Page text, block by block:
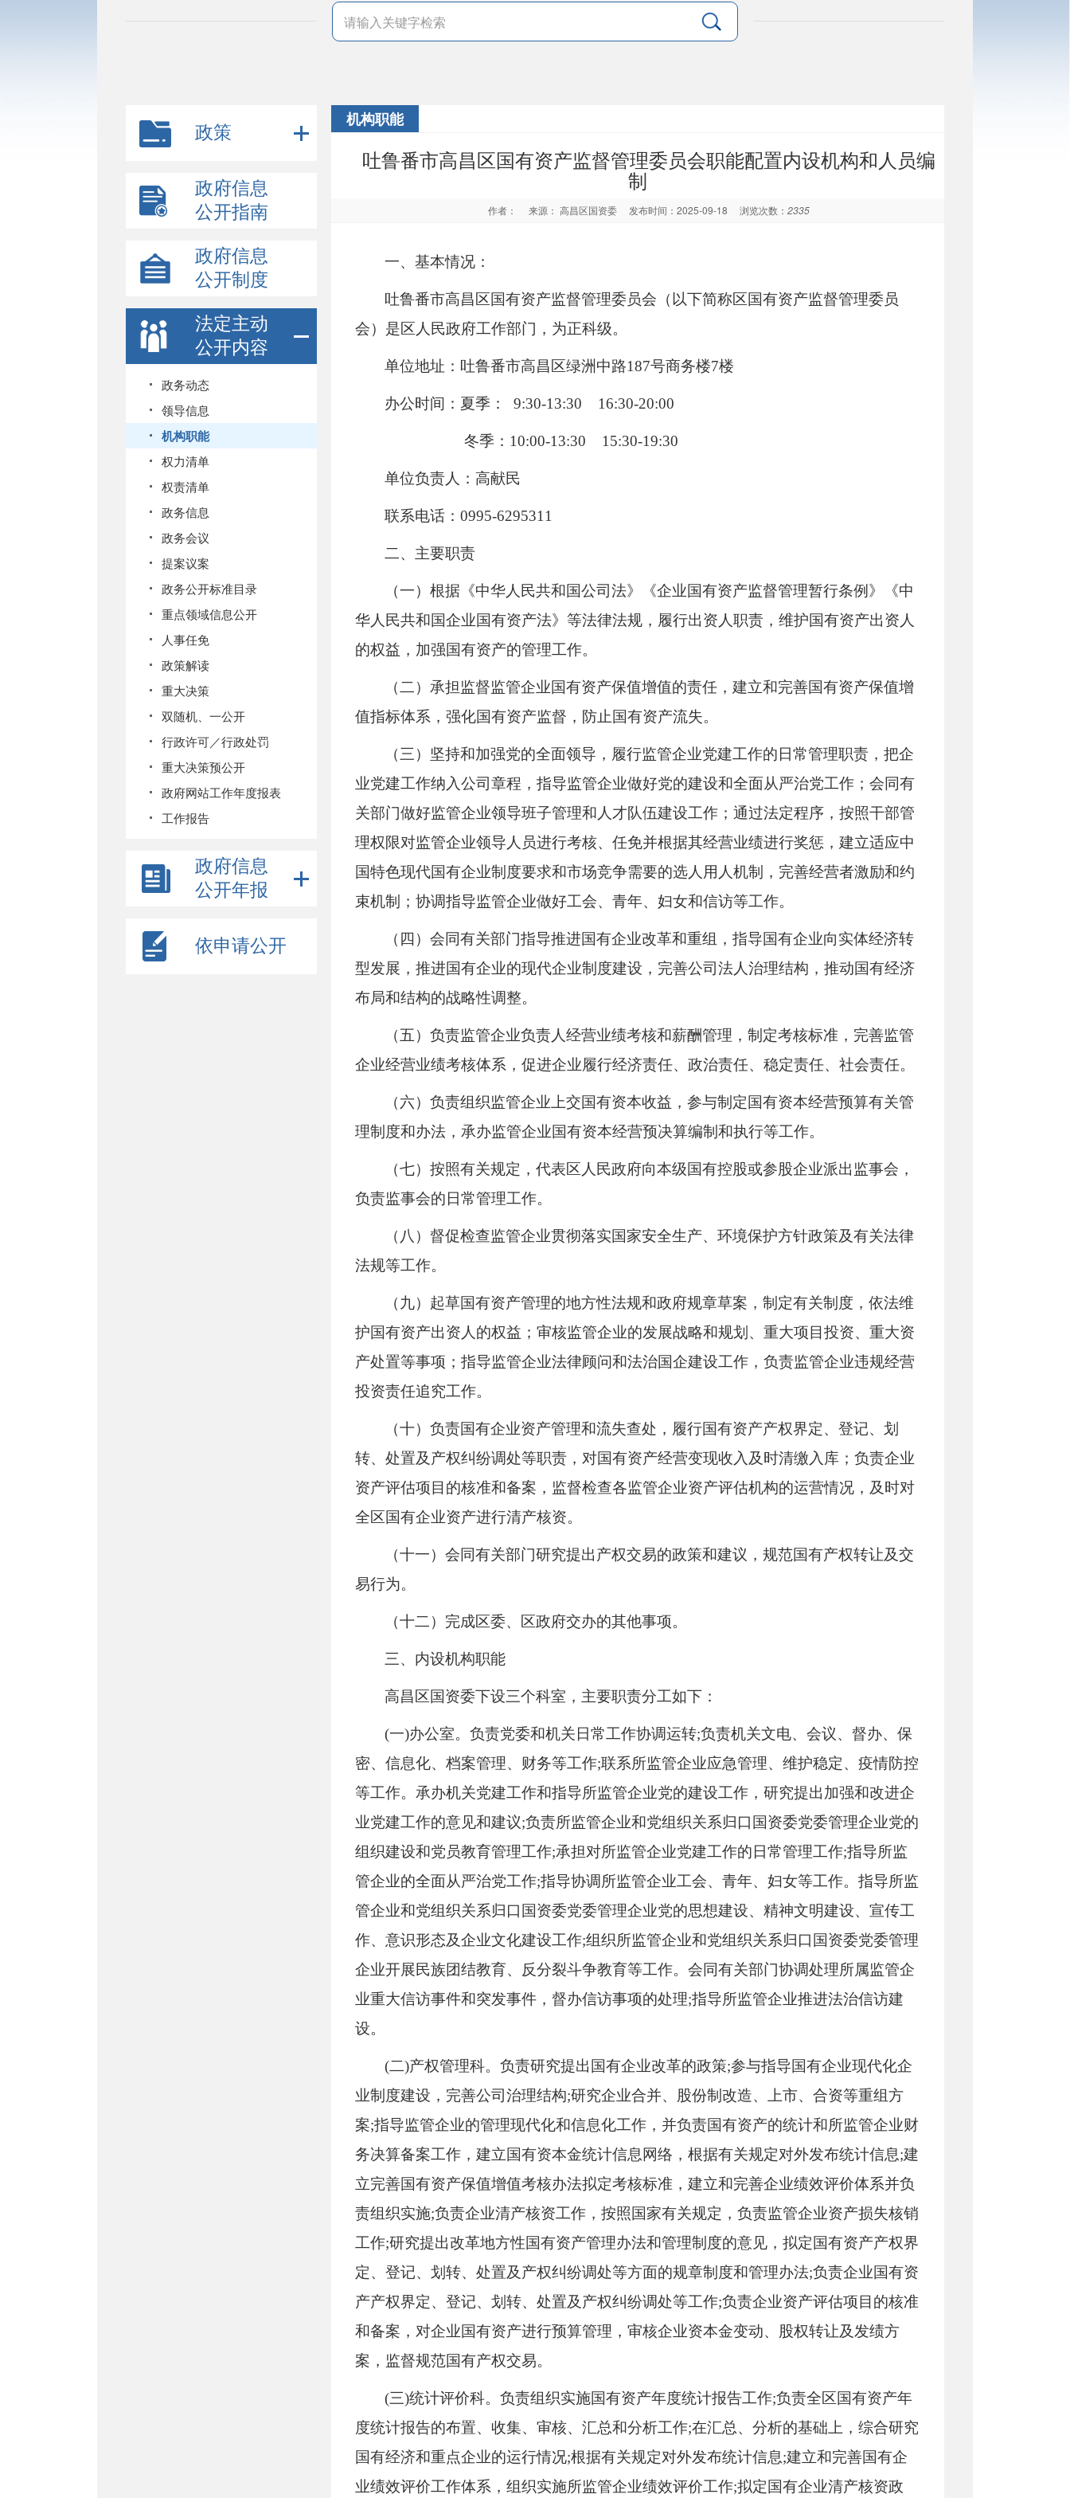
政策
政府信息
公开指南
政府信息
公开制度
法定主动
公开内容
政务动态
领导信息
机构职能
权力清单
权责清单
政务信息
政务会议
提案议案
政务公开标准目录
重点领域信息公开
人事任免
政策解读
重大决策
双随机、一公开
行政许可／行政处罚
重大决策预公开
政府网站工作年度报表
工作报告
政府信息
公开年报
依申请公开
机构职能
吐鲁番市高昌区国有资产监督管理委员会职能配置内设机构和人员编
制
作者： 来源： 高昌区国资委 发布时间：2025-09-18 浏览次数： 2335
一、基本情况：
吐鲁番市高昌区国有资产监督管理委员会（以下简称区国有资产监督管理委员
会）是区人民政府工作部门，为正科级。
单位地址：吐鲁番市高昌区绿洲中路187号商务楼7楼
办公时间：夏季：9:30-13:30 16:30-20:00
冬季： 10:00-13:30 15:30-19:30
单位负责人：高献民
联系电话：0995-6295311
二、主要职责
（一）根据《中华人民共和国公司法》《企业国有资产监督管理暂行条例》《中
华人民共和国企业国有资产法》等法律法规，履行出资人职责，维护国有资产出资人
的权益，加强国有资产的管理工作。
（二）承担监督监管企业国有资产保值增值的责任，建立和完善国有资产保值增
值指标体系，强化国有资产监督，防止国有资产流失。
（三）坚持和加强党的全面领导，履行监管企业党建工作的日常管理职责，把企
业党建工作纳入公司章程，指导监管企业做好党的建设和全面从严治党工作；会同有
关部门做好监管企业领导班子管理和人才队伍建设工作；通过法定程序，按照干部管
理权限对监管企业领导人员进行考核、任免并根据其经营业绩进行奖惩，建立适应中
国特色现代国有企业制度要求和市场竞争需要的选人用人机制，完善经营者激励和约
束机制；协调指导监管企业做好工会、青年、妇女和信访等工作。
（四）会同有关部门指导推进国有企业改革和重组，指导国有企业向实体经济转
型发展，推进国有企业的现代企业制度建设，完善公司法人治理结构，推动国有经济
布局和结构的战略性调整。
（五）负责监管企业负责人经营业绩考核和薪酬管理，制定考核标准，完善监管
企业经营业绩考核体系，促进企业履行经济责任、政治责任、稳定责任、社会责任。
（六）负责组织监管企业上交国有资本收益，参与制定国有资本经营预算有关管
理制度和办法，承办监管企业国有资本经营预决算编制和执行等工作。
（七）按照有关规定，代表区人民政府向本级国有控股或参股企业派出监事会，
负责监事会的日常管理工作。
（八）督促检查监管企业贯彻落实国家安全生产、环境保护方针政策及有关法律
法规等工作。
（九）起草国有资产管理的地方性法规和政府规章草案，制定有关制度，依法维
护国有资产出资人的权益；审核监管企业的发展战略和规划、重大项目投资、重大资
产处置等事项；指导监管企业法律顾问和法治国企建设工作，负责监管企业违规经营
投资责任追究工作。
（十）负责国有企业资产管理和流失查处，履行国有资产产权界定、登记、划
转、处置及产权纠纷调处等职责，对国有资产经营变现收入及时清缴入库；负责企业
资产评估项目的核准和备案，监督检查各监管企业资产评估机构的运营情况，及时对
全区国有企业资产进行清产核资。
（十一）会同有关部门研究提出产权交易的政策和建议，规范国有产权转让及交
易行为。
（十二）完成区委、区政府交办的其他事项。
三、 内设机构职能
高昌区 国资委下设三个科室，主要职责分工如下 ：
(一)办公室。负责党委和机关日常工作协调运转;负责机关文电、会议、督办、保
密、信息化、档案管理、财务等工作;联系所监管企业应急管理、维护稳定、疫情防控
等工作。承办机关党建工作和指导所监管企业党的建设工作，研究提出加强和改进企
业党建工作的意见和建议;负责所监管企业和党组织关系归口国资委党委管理企业党的
组织建设和党员教育管理工作;承担对所监管企业党建工作的日常管理工作;指导所监
管企业的全面从严治党工作;指导协调所监管企业工会、青年、妇女等工作。指导所监
管企业和党组织关系归口国资委党委管理企业党的思想建设、精神文明建设、宣传工
作、意识形态及企业文化建设工作;组织所监管企业和党组织关系归口国资委党委管理
企业开展民族团结教育、反分裂斗争教育等工作。会同有关部门协调处理所属监管企
业重大信访事件和突发事件，督办信访事项的处理;指导所监管企业推进法治信访建
设。
(二)产权管理科。负责研究提出国有企业改革的政策;参与指导国有企业现代化企
业制度建设，完善公司治理结构;研究企业合并、股份制改造、上市、合资等重组方
案;指导监管企业的管理现代化和信息化工作，并负责国有资产的统计和所监管企业财
务决算备案工作，建立国有资本金统计信息网络，根据有关规定对外发布统计信息;建
立完善国有资产保值增值考核办法拟定考核标准，建立和完善企业绩效评价体系并负
责组织实施;负责企业清产核资工作，按照国家有关规定，负责监管企业资产损失核销
工作;研究提出改革地方性国有资产管理办法和管理制度的意见，拟定国有资产产权界
定、登记、划转、处置及产权纠纷调处等方面的规章制度和管理办法;负责企业国有资
产产权界定、登记、划转、处置及产权纠纷调处等工作;负责企业资产评估项目的核准
和备案，对企业国有资产进行预算管理，审核企业资本金变动、股权转让及发绩方
案，监督规范国有产权交易。
(三)统计评价科。负责组织实施国有资产年度统计报告工作;负责全区国有资产年
度统计报告的布置、收集、审核、汇总和分析工作;在汇总、分析的基础上，综合研究
国有经济和重点企业的运行情况;根据有关规定对外发布统计信息;建立和完善国有企
业绩效评价工作体系，组织实施所监管企业绩效评价工作;拟定国有企业清产核资政